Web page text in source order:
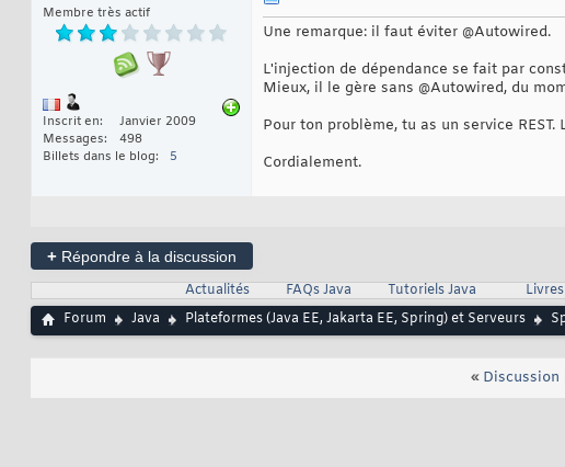
Membre très actif
Inscrit en
Janvier 2009
Messages
498
Billets dans le blog
5
Une remarque: il faut éviter @Autowired.
L'injection de dépendance se fait par
Mieux, il le gère sans @Autowired, du
Pour ton problème, tu as un service
Cordialement.
+ Répondre à la discussion
Actualités
FAQs Java Tutoriels Java
Forum
Java Plateformes (Java EE, Jakarta EE, Spring) et Serveurs
« Discussion